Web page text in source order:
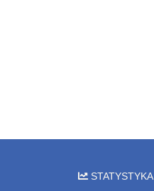
STATYSTYKA